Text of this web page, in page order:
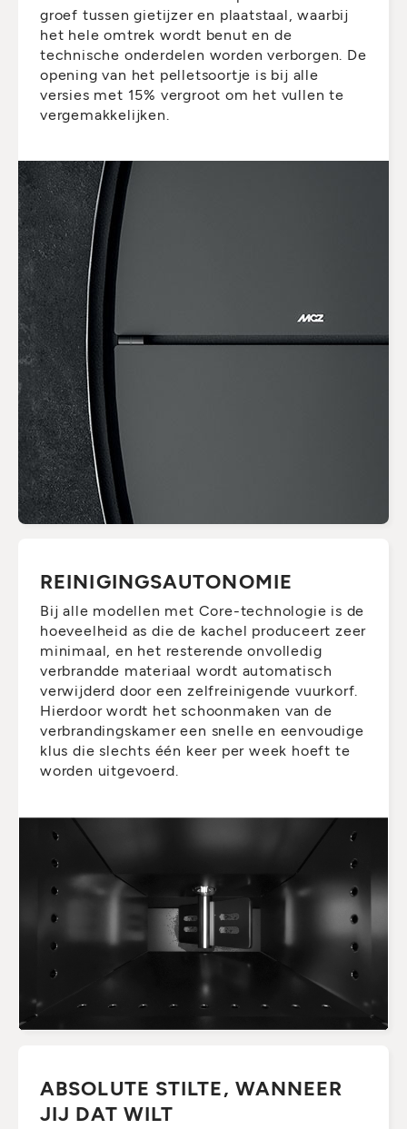
groef tussen gietijzer en plaatstaal, waarbij
het hele omtrek wordt benut en de
technische onderdelen worden verborgen. De
opening van het pelletsoortje is bij alle
versies met 15% vergroot om het vullen te
vergemakkelijken.
REINIGINGSAUTONOMIE
Bij alle modellen met Core-technologie is de
hoeveelheid as die de kachel produceert zeer
minimaal, en het resterende onvolledig
verbrandde materiaal wordt automatisch
verwijderd door een zelfreinigende vuurkorf.
Hierdoor wordt het schoonmaken van de
verbrandingskamer een snelle en eenvoudige
klus die slechts één keer per week hoeft te
worden uitgevoerd.
ABSOLUTE STILTE, WANNEER
JIJ DAT WILT